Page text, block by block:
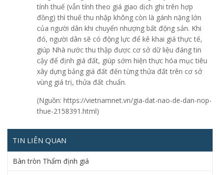
tính thuế (vẫn tính theo giá giao dịch ghi trên hợp
đồng) thì thuế thu nhập không còn là gánh nặng lớn
của người dân khi chuyển nhượng bất động sản. Khi
đó, người dân sẽ có động lực để kê khai giá thực tế,
giúp Nhà nước thu thập được cơ sở dữ liệu đáng tin
cậy để định giá đất, giúp sớm hiện thực hóa mục tiêu
xây dựng bảng giá đất đến từng thửa đất trên cơ sở
vùng giá trị, thửa đất chuẩn.
(Nguồn: https://vietnamnet.vn/gia-dat-nao-de-dan-nop-
thue-2158391.html)
TIN LIÊN QUAN
Bàn tròn Thẩm định giá